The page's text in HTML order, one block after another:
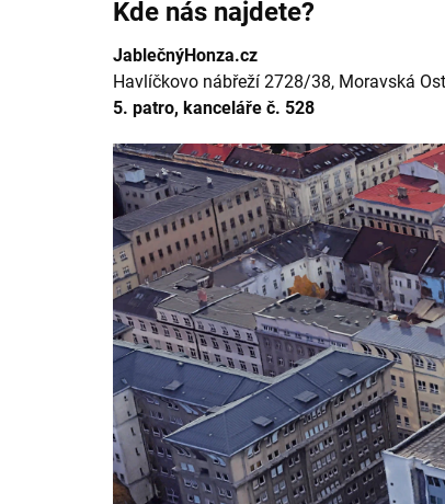
Kde nás najdete?
JablečnýHonza.cz
Havlíčkovo nábřeží 2728/38, Moravská
5. patro, kanceláře č. 528